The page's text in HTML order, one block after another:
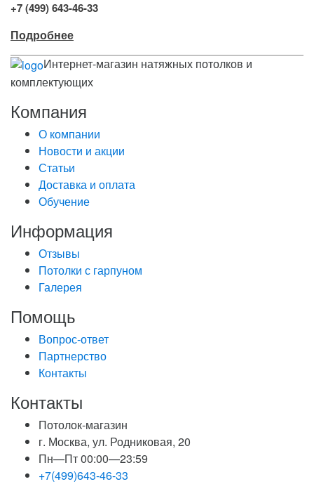
+7 (499) 643-46-33
Подробнее
Интернет-магазин натяжных потолков и
комплектующих
Компания
О компании
Новости и акции
Статьи
Доставка и оплата
Обучение
Информация
Отзывы
Потолки с гарпуном
Галерея
Помощь
Вопрос-ответ
Партнерство
Контакты
Контакты
Потолок-магазин
г. Москва, ул. Родниковая, 20
Пн—Пт 00:00—23:59
+7(499)643-46-33